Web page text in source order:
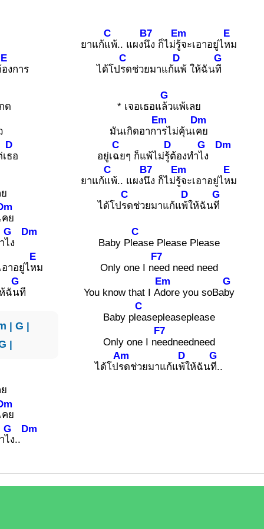
E
องการ
ด
D
ธอ
คย
G
ไง
Dm
อาอยู่ไ
E
หม
ฉั
G
นที
|G |
|
คย
G
ไง..
Dm
ยาแก้
C
แพ้.. แผง
B7
นึง ก็ไม่
Em
รู้จะเอาอยู่ไ
E
หม
ได้โป
C
รดช่วยมาแก้
D
แพ้ ให้ฉัน
G
ที
* เจอเธอแ
G
ล้วแพ้เลย
มันเกิดอาก
Em
ารไม่คุ้นเ
Dm
คย
อยู่เ
C
ฉยๆ ก็แพ้ไม่
D
รู้ต้องทำ
G
ไง
Dm
ยาแก้
C
แพ้.. แผง
B7
นึง ก็ไม่
Em
รู้จะเอาอยู่ไ
E
หม
ได้โป
C
รดช่วยมาแก้แ
D
พ้ให้ฉัน
G
ที
Baby Pl
C
ease Please Please
Only one I n
F7
eed need need
You know that I A
Em
dore you soBa
G
by
Baby pl
C
easepleaseplease
Only one I n
F7
eedneedneed
ได้โป
Am
รดช่วยมาแก้แ
D
พ้ให้ฉัน
G
ที..